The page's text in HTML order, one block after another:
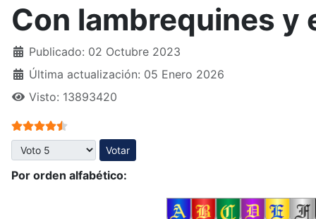
Con lambrequines y
Publicado: 02 Octubre 2023
Última actualización: 05 Enero 2026
Visto: 13893420
Ratio:4.5/
Por favor, vote
Por orden alfabético: